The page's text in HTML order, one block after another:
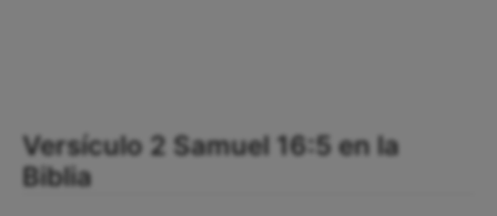
Versículo 2 Samuel 16:5 en la
Biblia